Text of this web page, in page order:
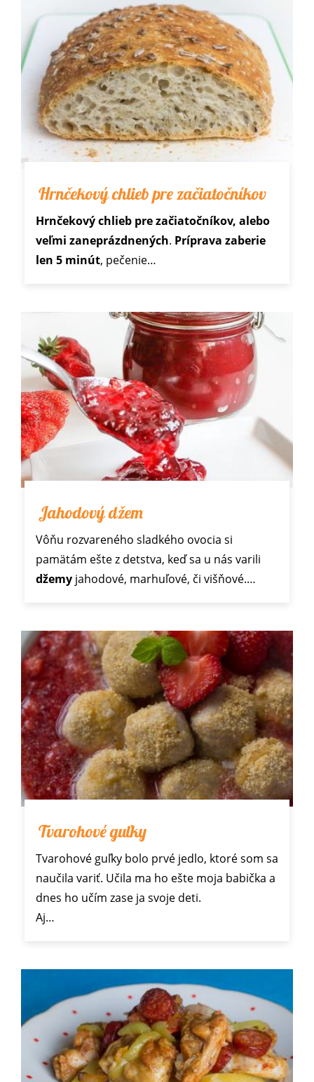
Hrnčekový chlieb pre začiatočníkov
Hrnčekový chlieb pre začiatočníkov, alebo
veľmi zaneprázdnených. Príprava zaberie
len 5 minút, pečenie…
Jahodový džem
Vôňu rozvareného sladkého ovocia si
pamätám ešte z detstva, keď sa u nás varili
džemy jahodové, marhuľové, či višňové.…
Tvarohové guľky
Tvarohové guľky bolo prvé jedlo, ktoré som sa
naučila variť. Učila ma ho ešte moja babička a
dnes ho učím zase ja svoje deti.
Aj…